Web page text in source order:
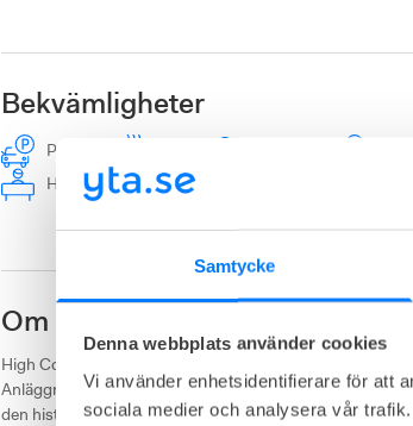
Samtycke
Denna webbplats använder cookies
Vi använder enhetsidentifierare för att
sociala medier och analysera vår
Bekvämligheter
Parkering
Höj- och sänkbara skrivbord
Om High Court Malmö, Malmö
High Court i centrala Malmö är ett unikt kontorshotell
Anläggningen ligger en vacker 100-årig
den historiska kopparporten och kommit in i den vackra